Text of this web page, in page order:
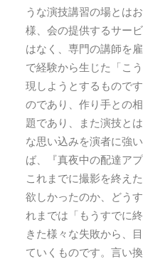
うな演技講習の場とは
様、会の提供するサー
はなく、専門の講師を
で経験から生じた「こ
現しようとするもので
のであり、作り手との
題であり、また演技と
な思い込みを演者に強
ば、『真夜中の配達ア
これまでに撮影を終え
欲しかったのか、どう
れまでは「もうすでに
きた様々な失敗から、
ていくものです。言い